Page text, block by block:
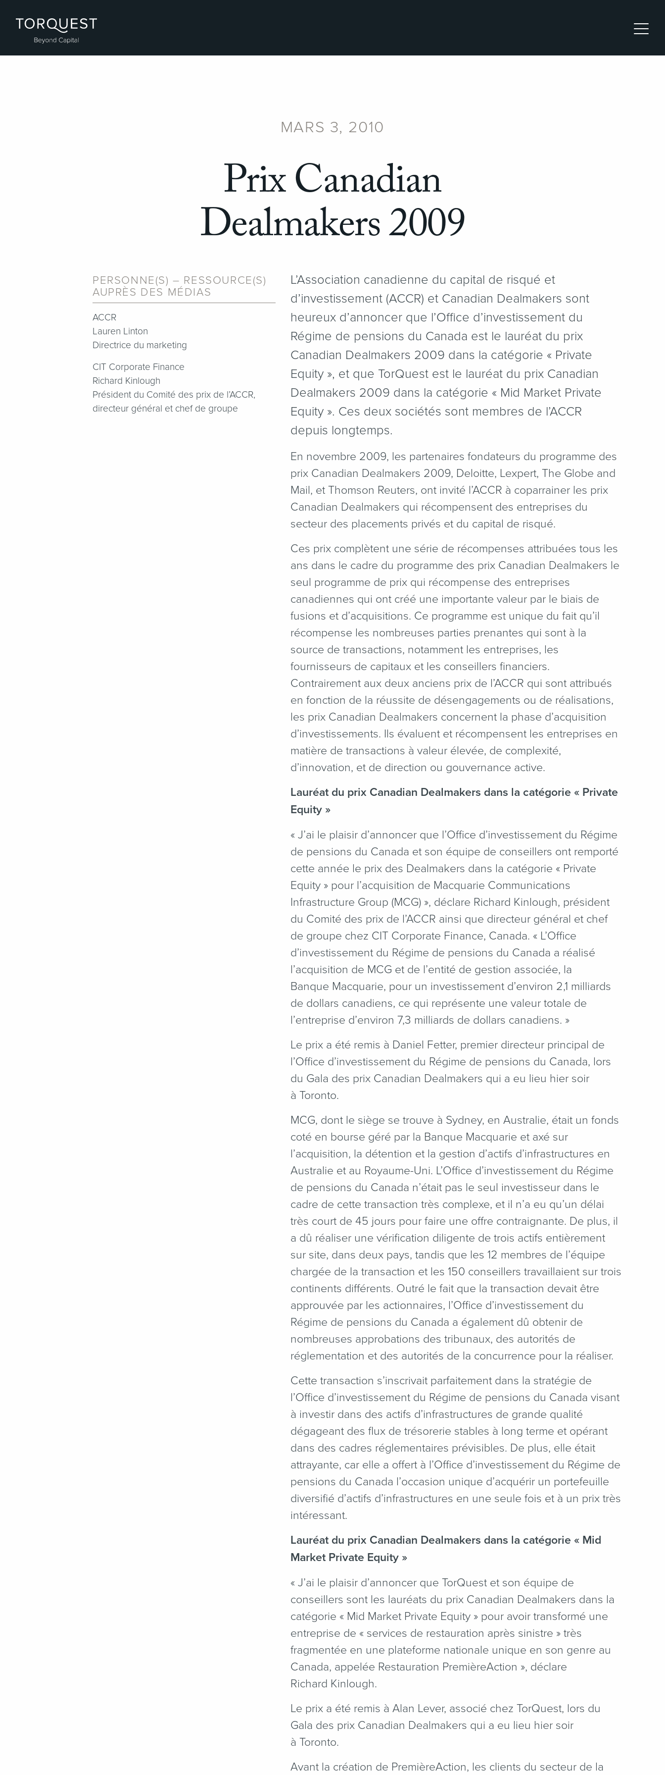
MARS 3, 2010
Prix Canadian
Dealmakers 2009
L’Association canadienne du capital de risqué et
d’investissement (ACCR) et Canadian Dealmakers sont
heureux d’annoncer que l’Office d’investissement du
Régime de pensions du Canada est le lauréat du prix
Canadian Dealmakers 2009 dans la catégorie « Private
Equity », et que TorQuest est le lauréat du prix Canadian
Dealmakers 2009 dans la catégorie « Mid Market Private
Equity ». Ces deux sociétés sont membres de l’ACCR
depuis longtemps.
En novembre 2009, les partenaires fondateurs du programme des
prix Canadian Dealmakers 2009, Deloitte, Lexpert, The Globe and
Mail, et Thomson Reuters, ont invité l’ACCR à coparrainer les prix
Canadian Dealmakers qui récompensent des entreprises du
secteur des placements privés et du capital de risqué.
Ces prix complètent une série de récompenses attribuées tous les
ans dans le cadre du programme des prix Canadian Dealmakers le
seul programme de prix qui récompense des entreprises
canadiennes qui ont créé une importante valeur par le biais de
fusions et d’acquisitions. Ce programme est unique du fait qu’il
récompense les nombreuses parties prenantes qui sont à la
source de transactions, notamment les entreprises, les
fournisseurs de capitaux et les conseillers financiers.
Contrairement aux deux anciens prix de l’ACCR qui sont attribués
en fonction de la réussite de désengagements ou de réalisations,
les prix Canadian Dealmakers concernent la phase d’acquisition
d’investissements. Ils évaluent et récompensent les entreprises en
matière de transactions à valeur élevée, de complexité,
d’innovation, et de direction ou gouvernance active.
Lauréat du prix Canadian Dealmakers dans la catégorie « Private
Equity »
« J’ai le plaisir d’annoncer que l’Office d’investissement du Régime
de pensions du Canada et son équipe de conseillers ont remporté
cette année le prix des Dealmakers dans la catégorie « Private
Equity » pour l’acquisition de Macquarie Communications
Infrastructure Group (MCG) », déclare Richard Kinlough, président
du Comité des prix de l’ACCR ainsi que directeur général et chef
de groupe chez CIT Corporate Finance, Canada. « L’Office
d’investissement du Régime de pensions du Canada a réalisé
l’acquisition de MCG et de l’entité de gestion associée, la
Banque Macquarie, pour un investissement d’environ 2,1 milliards
de dollars canadiens, ce qui représente une valeur totale de
l’entreprise d’environ 7,3 milliards de dollars canadiens. »
Le prix a été remis à Daniel Fetter, premier directeur principal de
l’Office d’investissement du Régime de pensions du Canada, lors
du Gala des prix Canadian Dealmakers qui a eu lieu hier soir
à Toronto.
MCG, dont le siège se trouve à Sydney, en Australie, était un fonds
coté en bourse géré par la Banque Macquarie et axé sur
l’acquisition, la détention et la gestion d’actifs d’infrastructures en
Australie et au Royaume-Uni. L’Office d’investissement du Régime
de pensions du Canada n’était pas le seul investisseur dans le
cadre de cette transaction très complexe, et il n’a eu qu’un délai
très court de 45 jours pour faire une offre contraignante. De plus, il
a dû réaliser une vérification diligente de trois actifs entièrement
sur site, dans deux pays, tandis que les 12 membres de l’équipe
chargée de la transaction et les 150 conseillers travaillaient sur trois
continents différents. Outré le fait que la transaction devait être
approuvée par les actionnaires, l’Office d’investissement du
Régime de pensions du Canada a également dû obtenir de
nombreuses approbations des tribunaux, des autorités de
réglementation et des autorités de la concurrence pour la réaliser.
Cette transaction s’inscrivait parfaitement dans la stratégie de
l’Office d’investissement du Régime de pensions du Canada visant
à investir dans des actifs d’infrastructures de grande qualité
dégageant des flux de trésorerie stables à long terme et opérant
dans des cadres réglementaires prévisibles. De plus, elle était
attrayante, car elle a offert à l’Office d’investissement du Régime de
pensions du Canada l’occasion unique d’acquérir un portefeuille
diversifié d’actifs d’infrastructures en une seule fois et à un prix très
intéressant.
Lauréat du prix Canadian Dealmakers dans la catégorie « Mid
Market Private Equity »
« J’ai le plaisir d’annoncer que TorQuest et son équipe de
conseillers sont les lauréats du prix Canadian Dealmakers dans la
catégorie « Mid Market Private Equity » pour avoir transformé une
entreprise de « services de restauration après sinistre » très
fragmentée en une plateforme nationale unique en son genre au
Canada, appelée Restauration PremièreAction », déclare
Richard Kinlough.
Le prix a été remis à Alan Lever, associé chez TorQuest, lors du
Gala des prix Canadian Dealmakers qui a eu lieu hier soir
à Toronto.
Avant la création de PremièreAction, les clients du secteur de la
PERSONNE(S) – RESSOURCE(S)
AUPRÈS DES MÉDIAS
ACCR
Lauren Linton
Directrice du marketing
CIT Corporate Finance
Richard Kinlough
Président du Comité des prix de l’ACCR,
directeur général et chef de groupe